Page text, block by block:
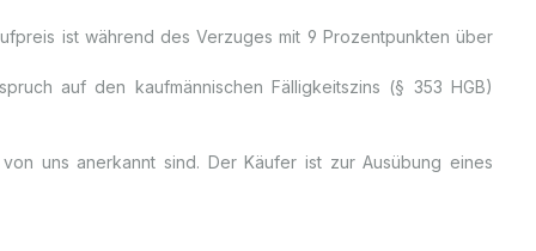
ist während des Verzuges mit 9 Prozentpunkten über
auf den kaufmännischen Fälligkeitszins (§ 353 HGB)
uns anerkannt sind. Der Käufer ist zur Ausübung eines